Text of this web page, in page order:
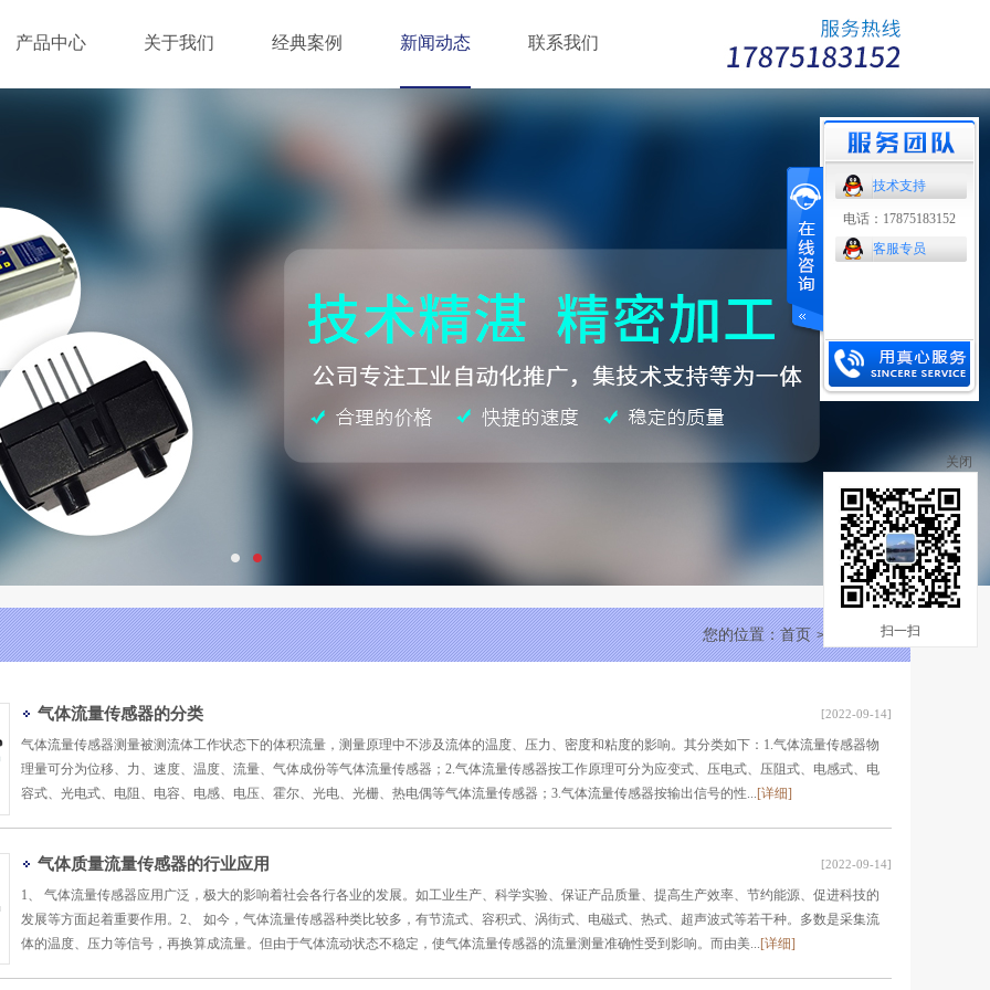
技术支持
电话：17875183152
客服专员
关闭
扫一扫
产品中心 关于我们 经典案例 新闻动态 联系我们
您的位置：首页 >> 行业知识
[2022-09-14]
气体流量传感器的分类
气体流量传感器测量被测流体工作状态下的体积流量，测量原理中不涉及流体的温度、压力、密度和粘度的影响。其分类如下：1.气体流量传感器物
理量可分为位移、力、速度、温度、流量、气体成份等气体流量传感器；2.气体流量传感器按工作原理可分为应变式、压电式、压阻式、电感式、电
容式、光电式、电阻、电容、电感、电压、霍尔、光电、光栅、热电偶等气体流量传感器；3.气体流量传感器按输出信号的性...[详细]
[2022-09-14]
气体质量流量传感器的行业应用
1、 气体流量传感器应用广泛，极大的影响着社会各行各业的发展。如工业生产、科学实验、保证产品质量、提高生产效率、节约能源、促进科技的
发展等方面起着重要作用。2、 如今，气体流量传感器种类比较多，有节流式、容积式、涡街式、电磁式、热式、超声波式等若干种。多数是采集流
体的温度、压力等信号，再换算成流量。但由于气体流动状态不稳定，使气体流量传感器的流量测量准确性受到影响。而由美...[详细]